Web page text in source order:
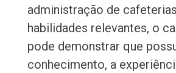
administração de
habilidades relevantes, o
pode demonstrar que
conhecimento, a